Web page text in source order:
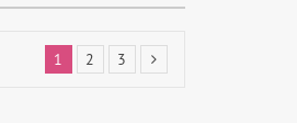
1 2 3